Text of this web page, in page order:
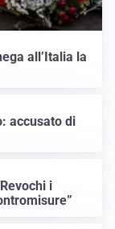
all’Italia la
accusato di
i